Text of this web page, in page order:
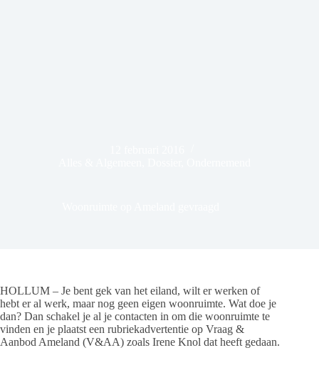
HOLLUM – Je bent gek van het eiland, wilt er werken of
hebt er al werk, maar nog geen eigen woonruimte. Wat doe je
dan? Dan schakel je al je contacten in om die woonruimte te
vinden en je plaatst een rubriekadvertentie op Vraag &
Aanbod Ameland (V&AA) zoals Irene Knol dat heeft gedaan.